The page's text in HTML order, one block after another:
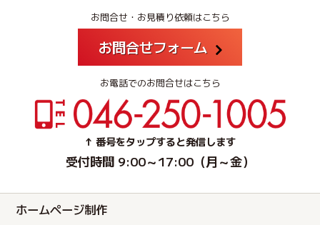
お問合せ・お見積り依頼はこちら
お問合せフォーム
お電話でのお問合せはこちら
↑ 番号をタップすると発信します
受付時間 9:00～17:00（月～金）
ホームページ制作